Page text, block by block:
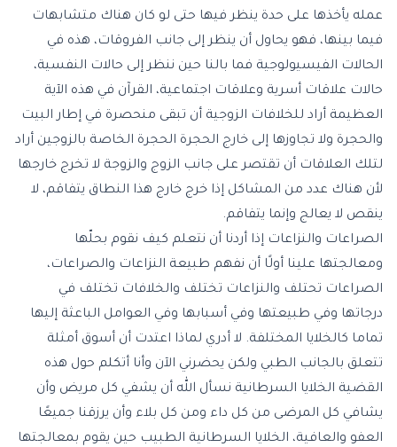
عمله يأخذها على حدة ينظر فيها حتى لو كان هناك متشابهات
فيما بينها، فهو يحاول أن ينظر إلى جانب الفروقات، هذه في
الحالات الفيسيولوجية فما بالنا حين ننظر إلى حالات النفسية،
حالات علاقات أسرية وعلاقات اجتماعية، القرآن في هذه الآية
العظيمة أراد للخلافات الزوجية أن تبقى منحصرة في إطار البيت
والحجرة ولا تجاوزها إلى خارج الحجرة الحجرة الخاصة بالزوجين أراد
لتلك العلاقات أن تقتصر على جانب الزوج والزوجة لا تخرج خارجها
لأن هناك عدد من المشاكل إذا خرج خارج هذا النطاق يتفاقم، لا
ينقص لا يعالج وإنما يتفاقم.
الصراعات والنزاعات إذا أردنا أن نتعلم كيف نقوم بحلّها
ومعالجتها علينا أولًا أن نفهم طبيعة النزاعات والصراعات،
الصراعات تحتلف والنزاعات تختلف والخلافات تختلف في
درجاتها وفي طبيعتها وفي أسبابها وفي العوامل الباعثة إليها
تماما كالخلايا المختلفة. لا أدري لماذا اعتدت أن أسوق أمثلة
تتعلق بالجانب الطبي ولكن يحضرني الآن وأنا أتكلم حول هذه
القضية الخلايا السرطانية نسأل الله أن يشفي كل مريض وأن
يشافي كل المرضى من كل داء ومن كل بلاء وأن يرزقنا جميعًا
العفو والعافية، الخلايا السرطانية الطبيب حين يقوم بمعالجتها